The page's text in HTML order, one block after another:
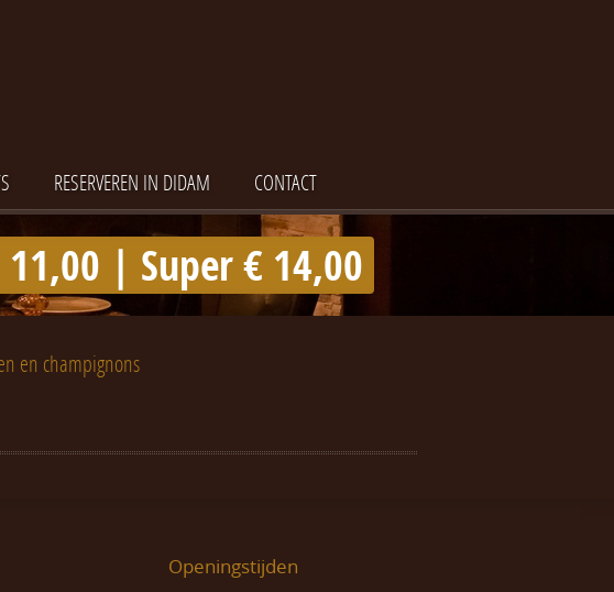
RESERVEREN IN DIDAM CONTACT
| Super € 14,00
en champignons
Openingstijden